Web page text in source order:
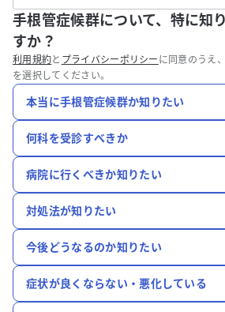
手根管症候群について、特に知
すか？
利用規約と プライバシーポリシー に同意のうえ
を選択してください。
本当に手根管症候群か知りたい
何科を受診すべきか
病院に行くべきか知りたい
対処法が知りたい
今後どうなるのか知りたい
症状が良くならない・悪化している